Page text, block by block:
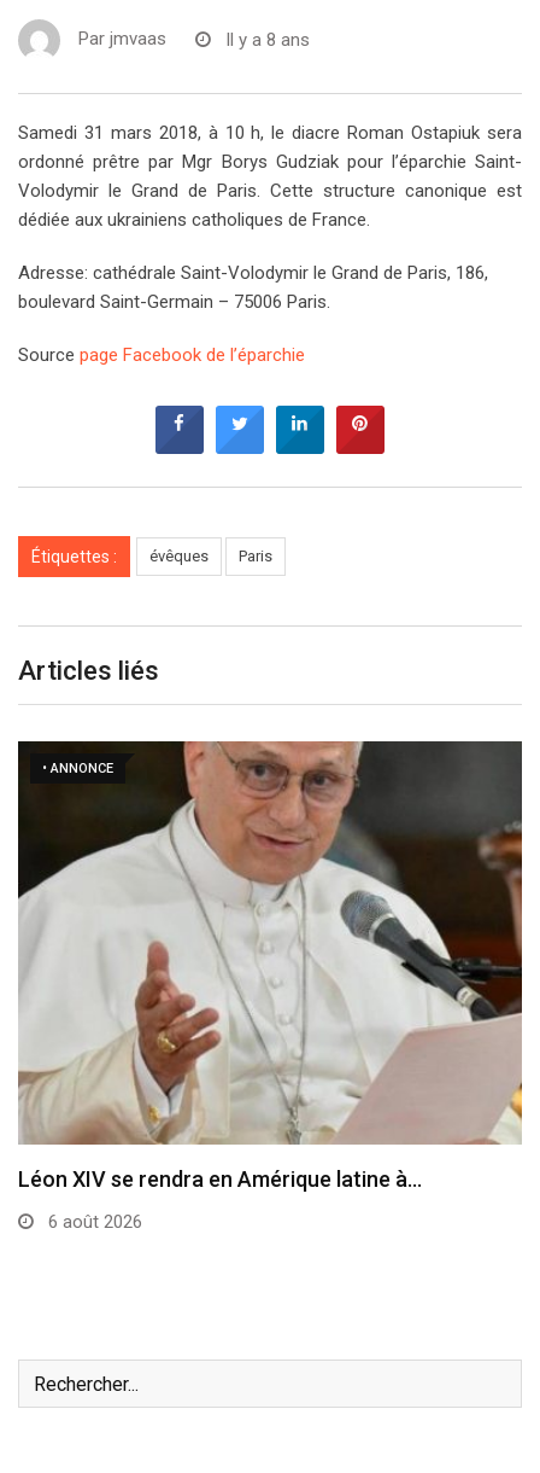
Par jmvaas Il y a 8 ans
Samedi 31 mars 2018, à 10 h, le diacre Roman Ostapiuk sera
ordonné prêtre par Mgr Borys Gudziak pour l’éparchie Saint-
Volodymir le Grand de Paris. Cette structure canonique est
dédiée aux ukrainiens catholiques de France.
Adresse: cathédrale Saint-Volodymir le Grand de Paris, 186,
boulevard Saint-Germain – 75006 Paris.
Source page Facebook de l’éparchie
Étiquettes : évêques Paris
Articles liés
• ANNONCE
Le cardinal Parolin au Guatemala
6 août 2026